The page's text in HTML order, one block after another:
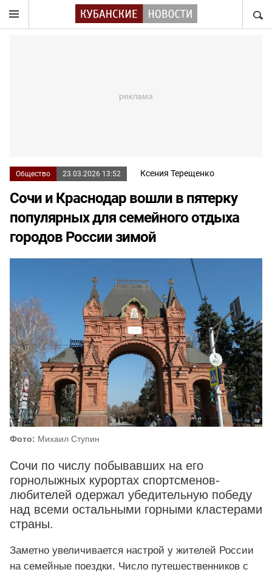
Общество 23.03.2026 13:52 Ксения Терещенко
Сочи и Краснодар вошли в пятерку
популярных для семейного отдыха
городов России зимой
Фото: Михаил Ступин
Сочи по числу побывавших на его
горнолыжных курортах спортсменов-
любителей одержал убедительную победу
над всеми остальными горными кластерами
страны.
Заметно увеличивается настрой у жителей России
на семейные поездки. Число путешественников с